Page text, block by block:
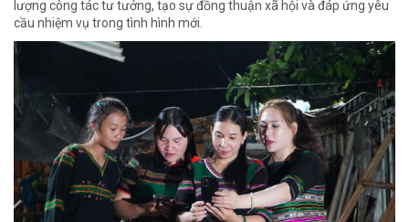
lượng công tác tư tưởng, tạo sự đồng thuận xã hội và đáp ứng yêu
cầu nhiệm vụ trong tình hình mới.